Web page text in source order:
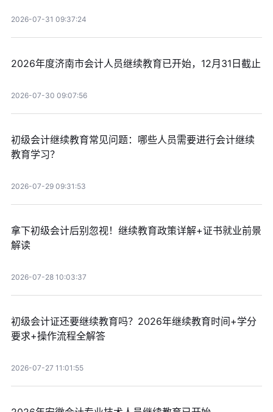
2026-07-31 09:37:24
2026年度济南市会计人员继续教育已开始，12月31日截止
2026-07-30 09:07:56
初级会计继续教育常见问题：哪些人员需要进行会计继续
教育学习？
2026-07-29 09:31:53
拿下初级会计后别忽视！继续教育政策详解+证书就业前景
解读
2026-07-28 10:03:37
初级会计证还要继续教育吗？2026年继续教育时间+学分
要求+操作流程全解答
2026-07-27 11:01:55